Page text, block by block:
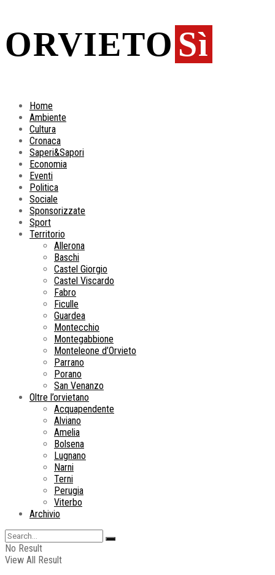
ORVIETO Sì
Home
Ambiente
Cultura
Cronaca
Saperi&Sapori
Economia
Eventi
Politica
Sociale
Sponsorizzate
Sport
Territorio
Allerona
Baschi
Castel Giorgio
Castel Viscardo
Fabro
Ficulle
Guardea
Montecchio
Montegabbione
Monteleone d’Orvieto
Parrano
Porano
San Venanzo
Oltre l’orvietano
Acquapendente
Alviano
Amelia
Bolsena
Lugnano
Narni
Terni
Perugia
Viterbo
Archivio
No Result
View All Result